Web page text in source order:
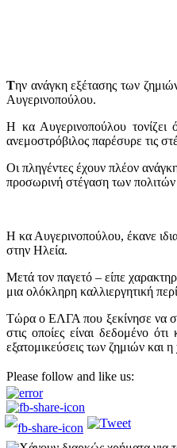
Tην ανάγκη εξέτασης των
Αυγερινοπούλου.
Η κα Αυγερινοπούλου τονίζει
ανεμοστρόβιλος παρέσυρε τις
Οι πληγέντες έχουν πλέον
προσωρινή στέγαση των πολιτών
Η κα Αυγερινοπούλου, έκανε
στην Ηλεία.
Μετά τον παγετό – είπε
μια ολόκληρη καλλιεργητική
Τώρα ο ΕΛΓΑ που ξεκίνησε να
στις οποίες είναι δεδομένο
εξατομικεύσεις των ζημιών
Please follow and like us: